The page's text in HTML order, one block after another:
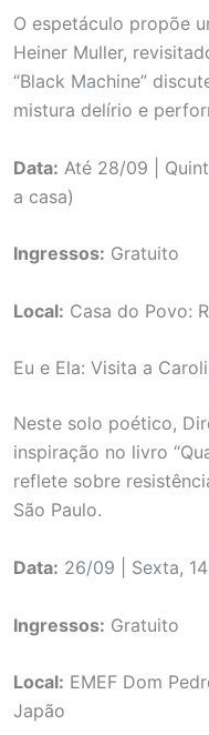
O espetáculo propõe
Heiner Muller,
“Black Machine”
mistura delírio e
Data: Até 28/09 |
a casa)
Ingressos: Gratuito
Local: Casa do Povo:
Eu e Ela: Visita a
Neste solo poético,
inspiração no livro
reflete sobre
São Paulo.
Data: 26/09 | Sexta,
Ingressos: Gratuito
Local: EMEF Dom
Japão